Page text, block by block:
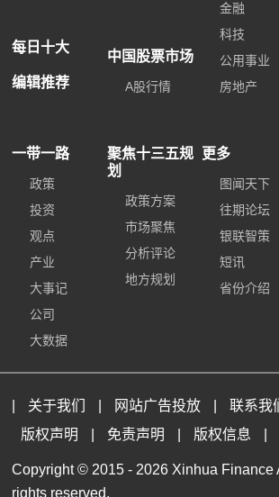
每日十大
编辑推荐
中国股票市场
A股行情
金融
科技
公用事业
房地产
一带一路
政策
投资
观点
产业
大事记
公司
大数据
聚焦十三五规
划
政策方案
市场聚焦
分析评论
地方规划
更多
图闻天下
往期论坛
银联智策
短讯
省份介绍
关于我们 网站广告投放 联系我
版权声明
免责声明 版权信息
Copyright © 2015 - 2026 Xinhua Finance
rights reserved.